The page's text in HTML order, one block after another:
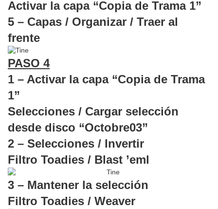
Activar la capa “Copia de Trama 1”
5 – Capas / Organizar / Traer al
frente
PASO 4
1 – Activar la capa “Copia de Trama
1”
Selecciones / Cargar selección
desde disco “Octobre03”
2 – Selecciones / Invertir
Filtro Toadies / Blast ’eml
3 – Mantener la selección
Filtro Toadies / Weaver